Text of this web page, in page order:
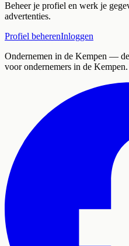
Beheer je profiel en werk je
advertenties.
Profiel beherenInloggen
Ondernemen in de Kempen — de
voor ondernemers in de